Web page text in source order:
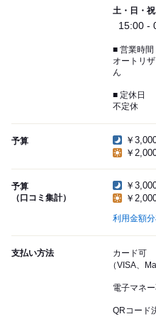
土・日・祝
15:00 -
■ 営業時間
オートリ
ん
■ 定休日
不定休
予算
￥
￥
予算
（口コミ集計）
￥
￥
利用金額
支払い方法
カード可
（VISA、
電子マネ
QRコード